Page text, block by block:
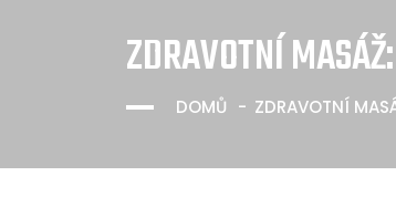
ZDRAVOTNÍ
DOMŮ ZDRAVOTNÍ